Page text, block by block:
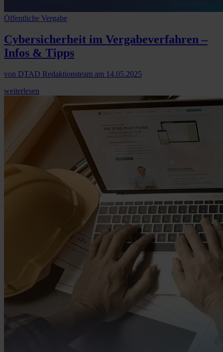
Öffentliche Vergabe
Cybersicherheit im Vergabeverfahren –
Infos & Tipps
von DTAD Redaktionsteam am 14.05.2025
weiterlesen